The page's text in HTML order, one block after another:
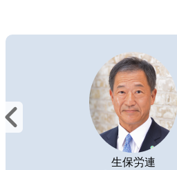
生保労連